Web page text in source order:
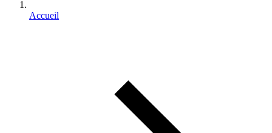
Accueil